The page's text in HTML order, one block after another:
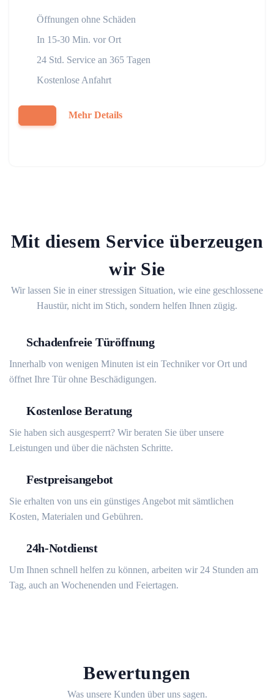
Öffnungen ohne Schäden
In 15-30 Min. vor Ort
24 Std. Service an 365 Tagen
Kostenlose Anfahrt
Mehr Details
Mit diesem Service überzeugen
wir Sie
Wir lassen Sie in einer stressigen Situation, wie eine geschlossene
Haustür, nicht im Stich, sondern helfen Ihnen zügig.
Schadenfreie Türöffnung
Innerhalb von wenigen Minuten ist ein Techniker vor Ort und
öffnet Ihre Tür ohne Beschädigungen.
Kostenlose Beratung
Sie haben sich ausgesperrt? Wir beraten Sie über unsere
Leistungen und über die nächsten Schritte.
Festpreisangebot
Sie erhalten von uns ein günstiges Angebot mit sämtlichen
Kosten, Materialen und Gebühren.
24h-Notdienst
Um Ihnen schnell helfen zu können, arbeiten wir 24 Stunden am
Tag, auch an Wochenenden und Feiertagen.
Bewertungen
Was unsere Kunden über uns sagen.